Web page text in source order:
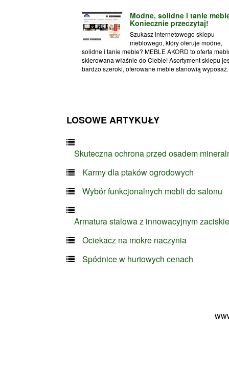
Modne, solidne i tanie
Koniecznie przeczytaj!
Szukasz internetowego sklepu
meblowego, który oferuje modne,
solidne i tanie meble? MEBLE AKORD to oferta
skierowana właśnie do Ciebie! Asortyment sklepu
bardzo szeroki, oferowane meble stanowią
LOSOWE ARTYKUŁY
Skuteczna ochrona przed osadem
Karmy dla ptaków ogrodowych
Wybór funkcjonalnych mebli do salonu
Armatura stalowa z innowacyjnym
Ociekacz na mokre naczynia
Spódnice w hurtowych cenach